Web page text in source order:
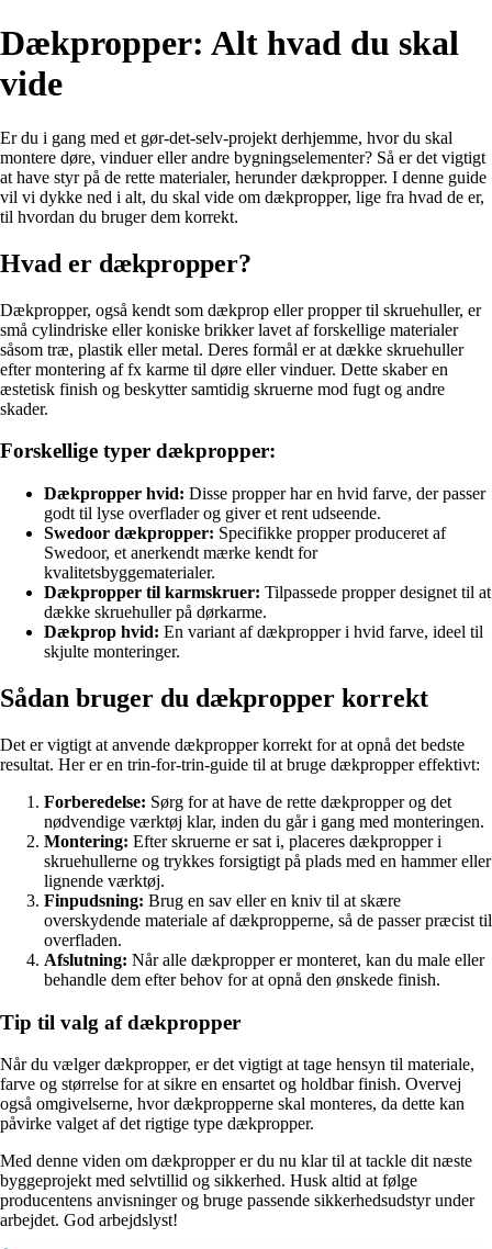
Dækpropper: Alt hvad du skal
vide
Er du i gang med et gør-det-selv-projekt derhjemme, hvor du skal
montere døre, vinduer eller andre bygningselementer? Så er det vigtigt
at have styr på de rette materialer, herunder dækpropper. I denne guide
vil vi dykke ned i alt, du skal vide om dækpropper, lige fra hvad de er,
til hvordan du bruger dem korrekt.
Hvad er dækpropper?
Dækpropper, også kendt som dækprop eller propper til skruehuller, er
små cylindriske eller koniske brikker lavet af forskellige materialer
såsom træ, plastik eller metal. Deres formål er at dække skruehuller
efter montering af fx karme til døre eller vinduer. Dette skaber en
æstetisk finish og beskytter samtidig skruerne mod fugt og andre
skader.
Forskellige typer dækpropper:
Dækpropper hvid: Disse propper har en hvid farve, der passer
godt til lyse overflader og giver et rent udseende.
Swedoor dækpropper: Specifikke propper produceret af
Swedoor, et anerkendt mærke kendt for
kvalitetsbyggematerialer.
Dækpropper til karmskruer: Tilpassede propper designet til at
dække skruehuller på dørkarme.
Dækprop hvid: En variant af dækpropper i hvid farve, ideel til
skjulte monteringer.
Sådan bruger du dækpropper korrekt
Det er vigtigt at anvende dækpropper korrekt for at opnå det bedste
resultat. Her er en trin-for-trin-guide til at bruge dækpropper effektivt:
Forberedelse: Sørg for at have de rette dækpropper og det
nødvendige værktøj klar, inden du går i gang med monteringen.
Montering: Efter skruerne er sat i, placeres dækpropper i
skruehullerne og trykkes forsigtigt på plads med en hammer eller
lignende værktøj.
Finpudsning: Brug en sav eller en kniv til at skære
overskydende materiale af dækpropperne, så de passer præcist til
overfladen.
Afslutning: Når alle dækpropper er monteret, kan du male eller
behandle dem efter behov for at opnå den ønskede finish.
Tip til valg af dækpropper
Når du vælger dækpropper, er det vigtigt at tage hensyn til materiale,
farve og størrelse for at sikre en ensartet og holdbar finish. Overvej
også omgivelserne, hvor dækpropperne skal monteres, da dette kan
påvirke valget af det rigtige type dækpropper.
Med denne viden om dækpropper er du nu klar til at tackle dit næste
byggeprojekt med selvtillid og sikkerhed. Husk altid at følge
producentens anvisninger og bruge passende sikkerhedsudstyr under
arbejdet. God arbejdslyst!